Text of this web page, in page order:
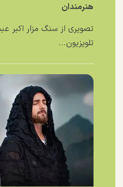
هنرمندان
تصویری از سنگ مزار اکبر
تلویزیون...